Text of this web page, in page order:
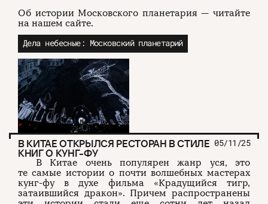
Об истории Московского планетария — читайте
на нашем сайте.
Дела небесные: Московский планетарий
В КИТАЕ ОТКРЫЛСЯ РЕСТОРАН В СТИЛЕ
КНИГ О КУНГ-ФУ
05/11/25
В Китае очень популярен жанр уся, это
те самые истории о почти волшебных мастерах
кунг-фу в духе фильма «Крадущийся тигр,
затаившийся дракон». Причем распространены
Подписаться на журнал
Пользовательское соглашение
Политика конфиденциальности
16+
(c) ЧТИВО 2026. Все права защищены
Разработка:Astroshock